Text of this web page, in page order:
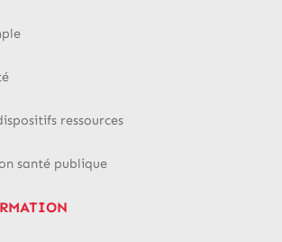
ressources
santé publique